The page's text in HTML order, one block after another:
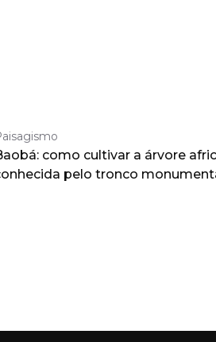
como cultivar a árvore
pelo tronco